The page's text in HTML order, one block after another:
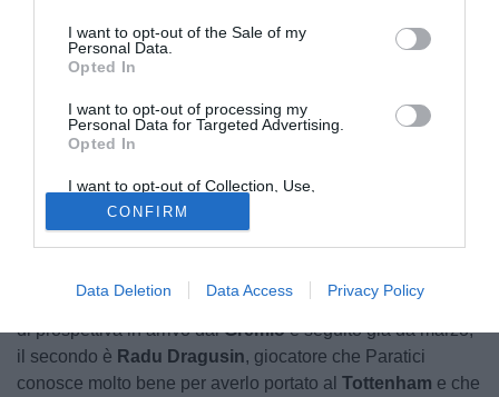
I want to opt-out of the Sale of my
Personal Data.
Opted In
I want to opt-out of processing my
Personal Data for Targeted Advertising.
Opted In
I want to opt-out of Collection, Use,
Retention, Sale, and/or Sharing of my
Personal Data that Is Unrelated with the
Purposes for which it was collected.
Opted Out
CONFIRM
Data Deletion Data Access Privacy Policy
© foto di www.imagephotoagency.it
La Fiorentina è tornata e uno degli artefici principali è
Fabio Paratici. Lavorando con la logica di colmare subito
concentrati sulla difesa: il primo è
Viery
, difensore mancino
di prospettiva in arrivo dalGremioe seguito già da marzo,
il secondo è Radu Dragusin, giocatore che Paratici
conosce molto bene per averlo portato al Tottenham e che